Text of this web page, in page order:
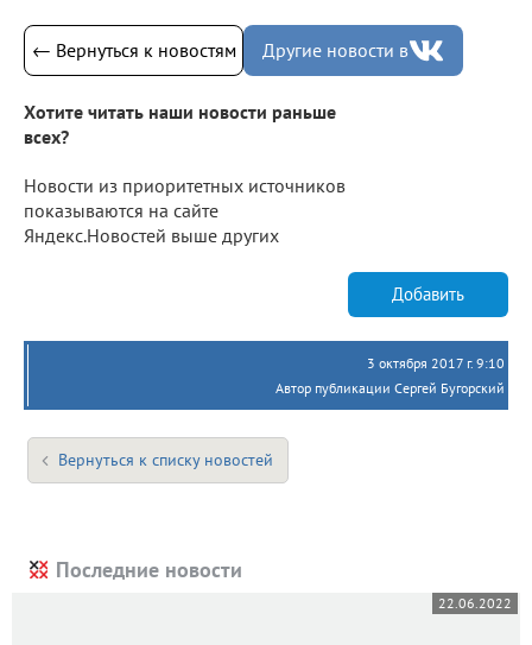
← Вернуться к новостям Другие новости в
Хотите читать наши новости раньше
всех?
Новости из приоритетных источников
показываются на сайте
Яндекс.Новостей выше других
Добавить
3 октября 2017 г. 9:10
Автор публикации Сергей Бугорский
Вернуться к списку новостей
Последние новости
22.06.2022